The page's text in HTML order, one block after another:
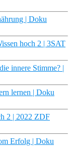
| Doku
hoch 2 | 3SAT
innere Stimme? |
lernen | Doku
2 | 2022 ZDF
Erfolg | Doku